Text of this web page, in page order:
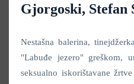
Gjorgoski, Stefan
Nestašna balerina,
"Labuđe jezero" greškom,
seksualno iskorištavane